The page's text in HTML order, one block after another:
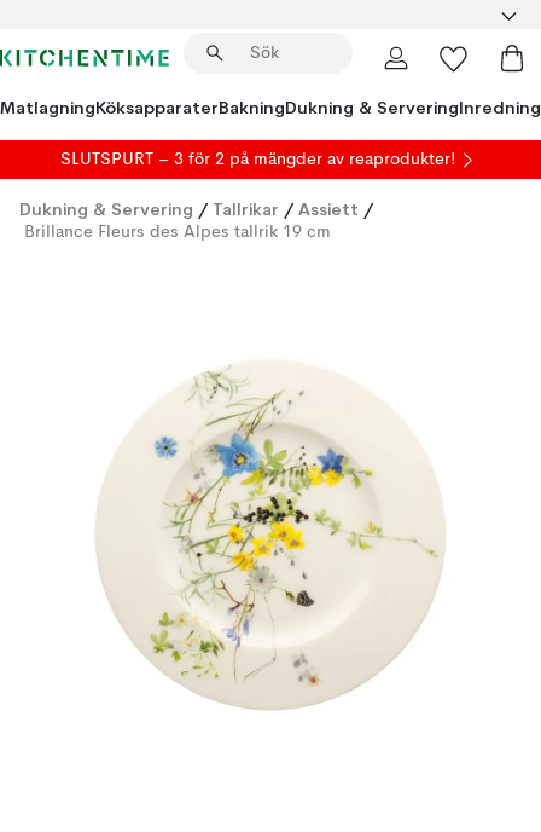
MatlagningKöksapparaterBakningDukning & ServeringInredning
SLUTSPURT – 3 för 2 på mängder av reaprodukter!
Dukning & Servering / Tallrikar / Assiett /
Brillance Fleurs des Alpes tallrik 19 cm